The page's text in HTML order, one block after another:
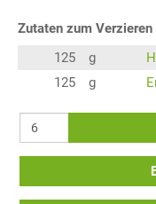
Zutaten zum Verzieren
125
g
125
g